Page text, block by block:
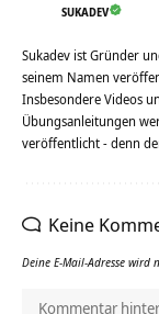
SUKADEV
Sukadev ist Gründer
seinem Namen
Insbesondere Videos
Übungsanleitungen
veröffentlicht - denn
Keine
Deine E-Mail-Adresse wird